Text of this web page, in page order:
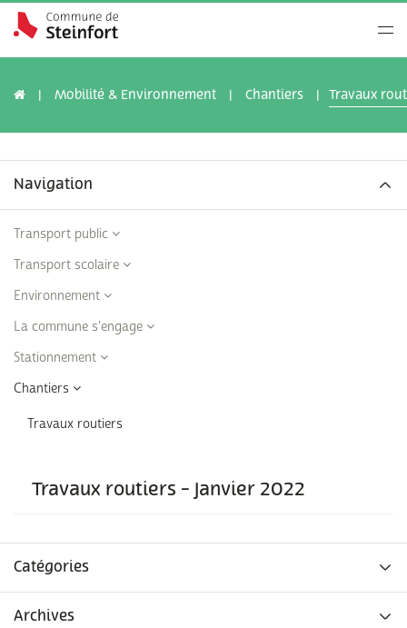
Mobilité & Environnement Chantiers Travaux
Navigation
Transport public
Transport scolaire
Environnement
La commune s'engage
Stationnement
Chantiers
Travaux routiers
Travaux routiers - Janvier 2022
Catégories
Archives